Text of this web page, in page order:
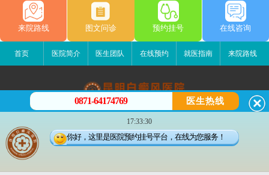
来院路线 图文问诊 预约挂号 在线咨询
首页 医院简介 医生团队 在线预约 就医指南 来院路线
昆明白癜风医院
昆明市五华区护国路2号
版权所有：昆明白癜风医院
滇公安备 53010202000563号
0871-64174769 医生热线
17:33:30
你好，这里是医院预约挂号平台，在线为您服务！